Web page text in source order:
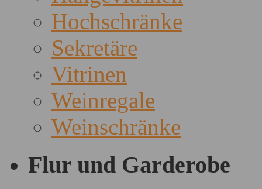
Hochschränke
Sekretäre
Vitrinen
Weinregale
Weinschränke
Flur und Garderobe